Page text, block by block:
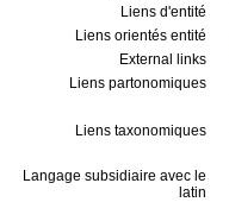
Liens d'entité
Liens orientés entité
External links
Liens partonomiques
Liens taxonomiques
Langage subsidiaire avec le
latin